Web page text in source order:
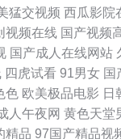
天堂 日韩欧美啪啪啪网
花av网址 av先锋资源网
豆竹菊国产精品一级 久久
猛交视频 西瓜影院
视频在线 国产视频
国产成人在线网站
四虎试看 91男女 国
色 欧美极品电影 日
人午夜网 黄色天堂
精品 97国产精品视